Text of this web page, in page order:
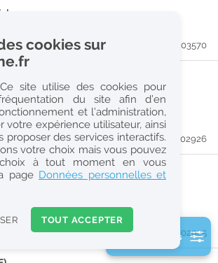
offres de la France d'outre-mer
#203570
(H/F)
|47200 Marmande
#202926
47200 Marmande
#202925
2 filtre(s) actifs
cookies sur
site utilise des cookies pour
du site afin d’en
et l’administration,
votre expérience utilisateur, ainsi
proposer des services interactifs.
votre choix mais vous pouvez
à tout moment en vous
page Données personnelles et
TOUT ACCEPTER